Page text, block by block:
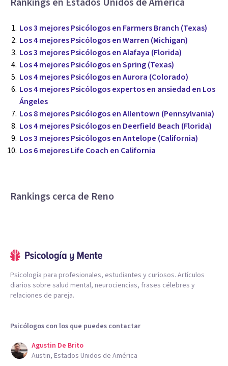
Los 3 mejores Psicólogos en Farmers Branch (Texas)
Los 4 mejores Psicólogos en Warren (Michigan)
Los 3 mejores Psicólogos en Alafaya (Florida)
Los 4 mejores Psicólogos en Spring (Texas)
Los 4 mejores Psicólogos en Aurora (Colorado)
Los 4 mejores Psicólogos expertos en ansiedad en Los
Ángeles
Los 8 mejores Psicólogos en Allentown (Pennsylvania)
Los 4 mejores Psicólogos en Deerfield Beach (Florida)
Los 3 mejores Psicólogos en Antelope (California)
Los 6 mejores Life Coach en California
Rankings cerca de Reno
Psicología para profesionales, estudiantes y curiosos. Artículos
diarios sobre salud mental, neurociencias, frases célebres y
relaciones de pareja.
Psicólogos con los que puedes contactar
Agustin De Brito
Austin, Estados Unidos de América